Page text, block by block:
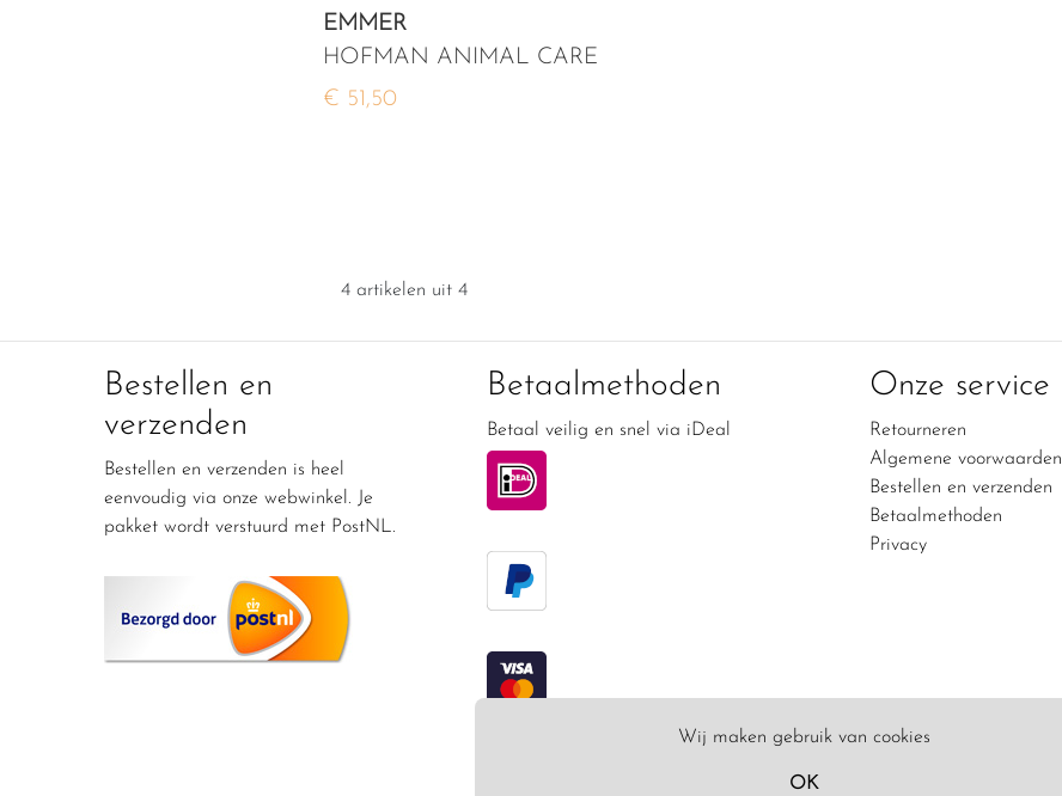
Wij maken gebruik van cookies
OK
EMMER
HOFMAN ANIMAL CARE
€ 51,50
4 artikelen uit 4
Bestellen en
verzenden
Bestellen en verzenden is heel
eenvoudig via onze webwinkel. Je
pakket wordt verstuurd met PostNL.
Betaalmethoden
Betaal veilig en snel via iDeal
Onze service
Retourneren
Algemene voorwaarden
Bestellen en verzenden
Betaalmethoden
Privacy